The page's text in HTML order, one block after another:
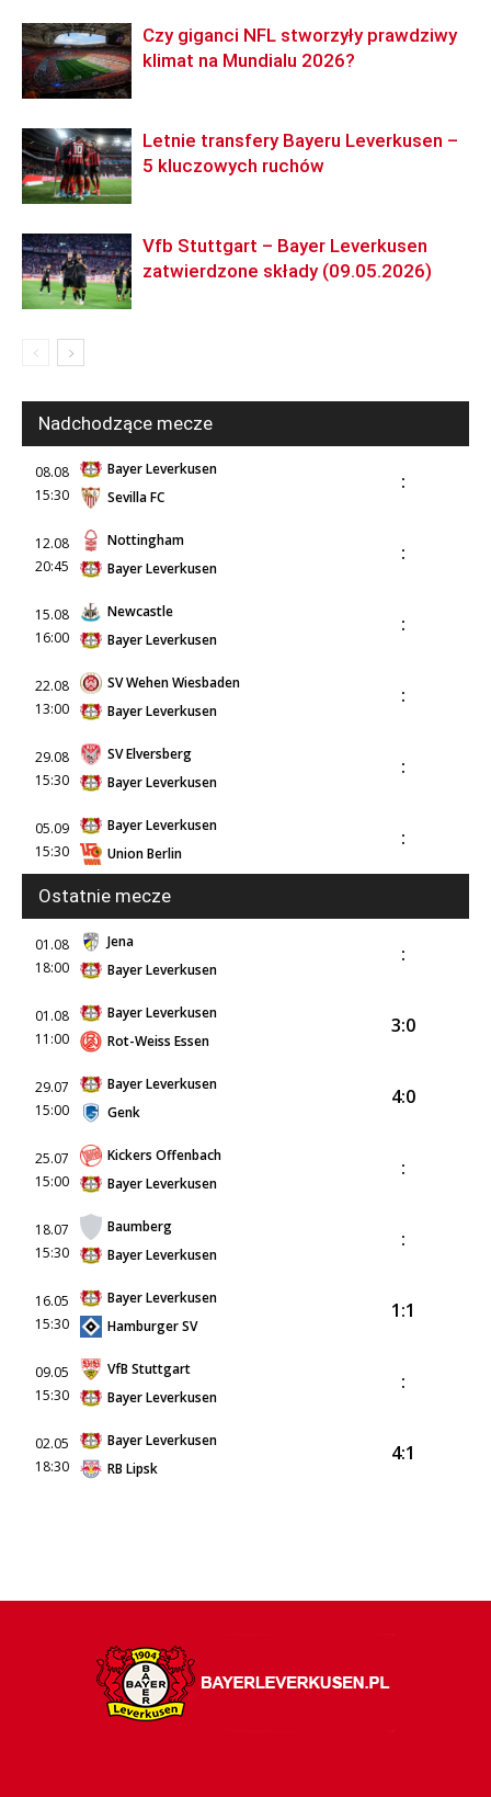
Czy giganci NFL stworzyły prawdziwy
klimat na Mundialu 2026?
Letnie transfery Bayeru Leverkusen –
5 kluczowych ruchów
Vfb Stuttgart – Bayer Leverkusen
zatwierdzone składy (09.05.2026)
Nadchodzące mecze
08.08
15:30
Bayer Leverkusen
Sevilla FC
:
12.08
20:45
Nottingham
Bayer Leverkusen
:
15.08
16:00
Newcastle
Bayer Leverkusen
:
22.08
13:00
SV Wehen Wiesbaden
Bayer Leverkusen
:
29.08
15:30
SV Elversberg
Bayer Leverkusen
:
05.09
15:30
Bayer Leverkusen
Union Berlin
:
Ostatnie mecze
01.08
18:00
Jena
Bayer Leverkusen
:
01.08
11:00
Bayer Leverkusen
Rot-Weiss Essen
3:0
29.07
15:00
Bayer Leverkusen
Genk
4:0
25.07
15:00
Kickers Offenbach
Bayer Leverkusen
:
18.07
15:30
Baumberg
Bayer Leverkusen
:
16.05
15:30
Bayer Leverkusen
Hamburger SV
1:1
09.05
15:30
VfB Stuttgart
Bayer Leverkusen
:
02.05
18:30
Bayer Leverkusen
RB Lipsk
4:1